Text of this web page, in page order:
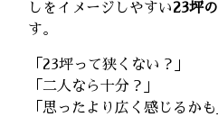
しをイメージしやすい23坪
す。
「23坪って狭くない？」
「二人なら十分？」
「思ったより広く感じるかも